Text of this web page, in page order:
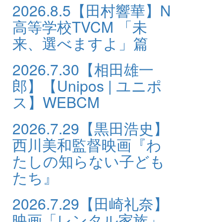
2026.8.5 【田村響華】N
高等学校TVCM 「未
来、選べますよ」篇
2026.7.30 【相田雄一
郎】【Unipos | ユニポ
ス】WEBCM
2026.7.29 【黒田浩史】
西川美和監督映画『わ
たしの知らない子ども
たち』
2026.7.29 【田崎礼奈】